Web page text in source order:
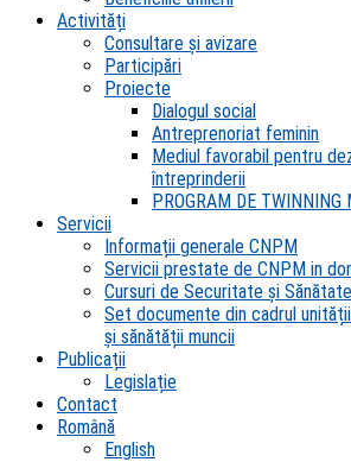
Activități
Consultare și avizare
Participări
Proiecte
Dialogul social
Antreprenoriat feminin
Mediul favorabil pentru
întreprinderii
PROGRAM DE TWINNING
Servicii
Informații generale CNPM
Servicii prestate de CNPM in
Cursuri de Securitate și
Set documente din cadrul
și sănătății muncii
Publicații
Legislație
Contact
Română
English